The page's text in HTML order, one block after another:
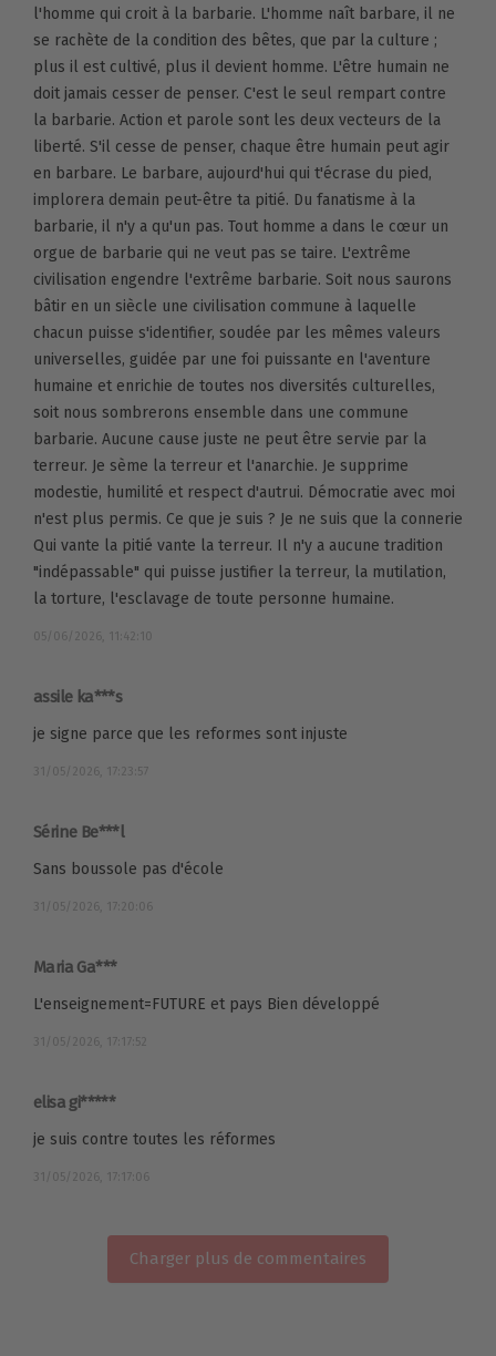
l'homme qui croit à la barbarie. L'homme naît barbare, il ne
se rachète de la condition des bêtes, que par la culture ;
plus il est cultivé, plus il devient homme. L'être humain ne
doit jamais cesser de penser. C'est le seul rempart contre
la barbarie. Action et parole sont les deux vecteurs de la
liberté. S'il cesse de penser, chaque être humain peut agir
en barbare. Le barbare, aujourd'hui qui t'écrase du pied,
implorera demain peut-être ta pitié. Du fanatisme à la
barbarie, il n'y a qu'un pas. Tout homme a dans le cœur un
orgue de barbarie qui ne veut pas se taire. L'extrême
civilisation engendre l'extrême barbarie. Soit nous saurons
bâtir en un siècle une civilisation commune à laquelle
chacun puisse s'identifier, soudée par les mêmes valeurs
universelles, guidée par une foi puissante en l'aventure
humaine et enrichie de toutes nos diversités culturelles,
soit nous sombrerons ensemble dans une commune
barbarie. Aucune cause juste ne peut être servie par la
terreur. Je sème la terreur et l'anarchie. Je supprime
modestie, humilité et respect d'autrui. Démocratie avec moi
n'est plus permis. Ce que je suis ? Je ne suis que la connerie
Qui vante la pitié vante la terreur. Il n'y a aucune tradition
"indépassable" qui puisse justifier la terreur, la mutilation,
la torture, l'esclavage de toute personne humaine.
05/06/2026, 11:42:10
assile ka***s
je signe parce que les reformes sont injuste
31/05/2026, 17:23:57
Sérine Be***l
Sans boussole pas d'école
31/05/2026, 17:20:06
Maria Ga***
L'enseignement=FUTURE et pays Bien développé
31/05/2026, 17:17:52
elisa gi*****
je suis contre toutes les réformes
31/05/2026, 17:17:06
Charger plus de commentaires